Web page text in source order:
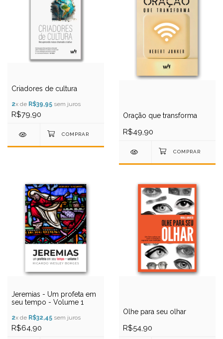
Criadores de cultura
2x de R$39,95 sem juros
R$79,90 Oração que transforma
R$49,90
Jeremias - Um profeta em
seu tempo - Volume 1
2x de R$32,45 sem juros
R$64,90
Olhe para seu olhar
R$54,90